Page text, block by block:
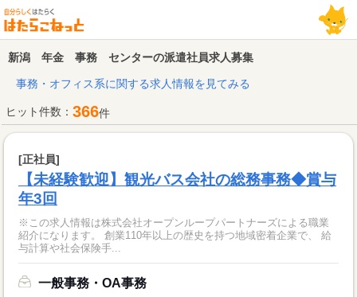
新潟 年金 事務 センターの派遣社員求人募集
事務・オフィス系に関する求人情報を見てみる
ヒット件数： 366件
[正社員]
【未経験歓迎】観光バス会社の総務事務◆賞与
年3回
※この求人情報は株式会社オープンループパートナーズによる職業
紹介になります。 創業110年以上の歴史を持つ地域密着企業で、 給
与計算や社会保険手...
一般事務・OA事務